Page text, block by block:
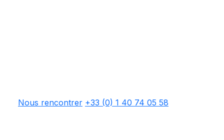
Nous rencontrer +33 (0) 1 40 74 05 58